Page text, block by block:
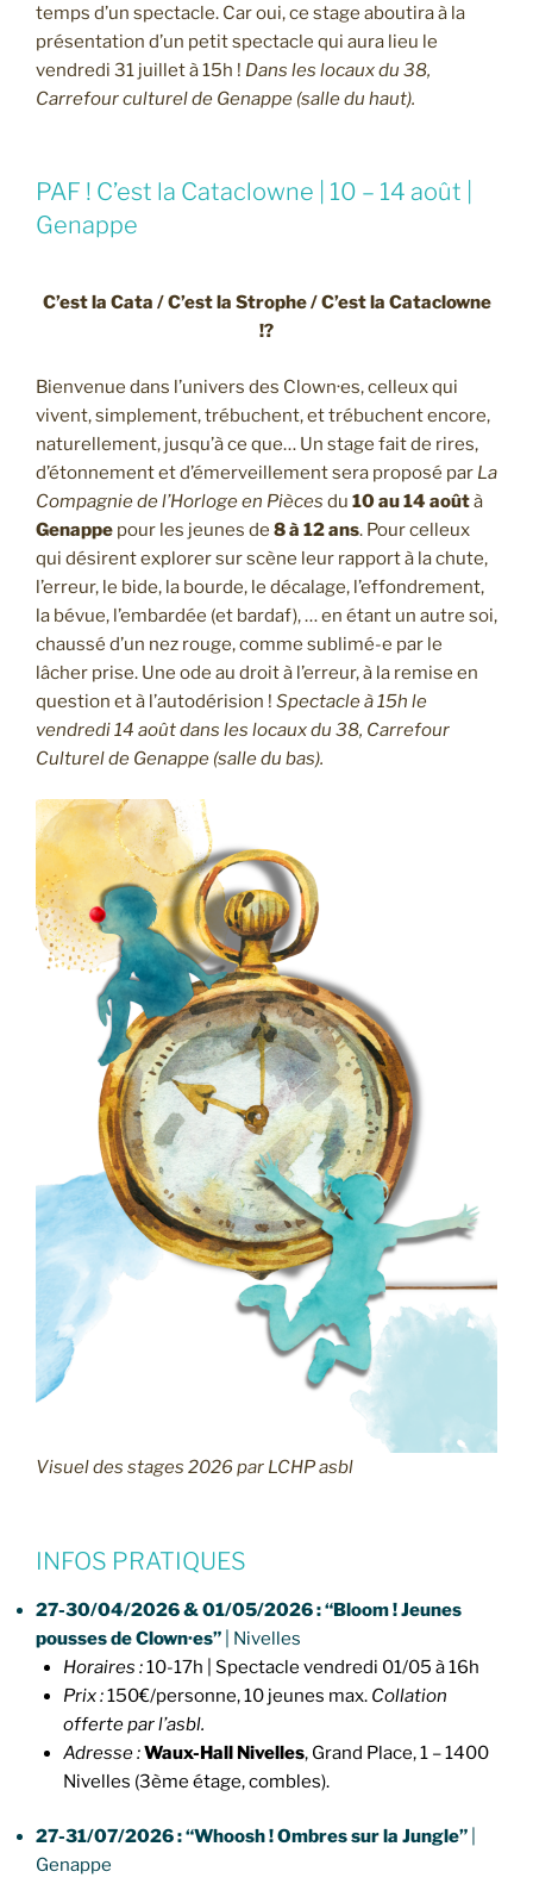
temps d’un spectacle. Car oui, ce stage aboutira à la
présentation d’un petit spectacle qui aura lieu le
vendredi 31 juillet à 15h ! Dans les locaux du 38,
Carrefour culturel de Genappe (salle du haut).
PAF ! C’est la Cataclowne | 10 – 14 août |
Genappe
C’est la Cata / C’est la Strophe / C’est la Cataclowne
!?
Bienvenue dans l’univers des Clown·es, celleux qui
vivent, simplement, trébuchent, et trébuchent encore,
naturellement, jusqu’à ce que… Un stage fait de rires,
d’étonnement et d’émerveillement sera proposé par La
Compagnie de l’Horloge en Pièces du 10 au 14 aoûtà
Genappe pour les jeunes de 8 à 12 ans. Pour celleux
qui désirent explorer sur scène leur rapport à la chute,
l’erreur, le bide, la bourde, le décalage, l’effondrement,
la bévue, l’embardée (et bardaf), … en étant un autre soi,
chaussé d’un nez rouge, comme sublimé-e par le
lâcher prise. Une ode au droit à l’erreur, à la remise en
question et à l’autodérision ! Spectacle à 15h le
vendredi 14 août dans les locaux du 38, Carrefour
Culturel de Genappe (salle du bas).
Visuel des stages 2026 par LCHP asbl
INFOS PRATIQUES
27-30/04/2026 & 01/05/2026 :“Bloom ! Jeunes
pousses de Clown·es”
| Nivelles
Horaires :10-17h | Spectacle vendredi 01/05 à 16h
Prix :150€/personne, 10 jeunes max. Collation
offerte par l’asbl.
Adresse :Waux-Hall Nivelles, Grand Place, 1 – 1400
Nivelles (3ème étage, combles).
27-31/07/2026 :“Whoosh ! Ombres sur la Jungle”
Genappe